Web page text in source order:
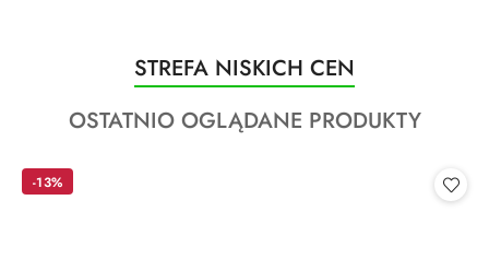
Pomiń karuzelę produktów
Produkty
o
statusie:
STREFA NISKICH CEN
Produkty
statusie:
OSTATNIO OGLĄDANE PRODUKTY
-13%